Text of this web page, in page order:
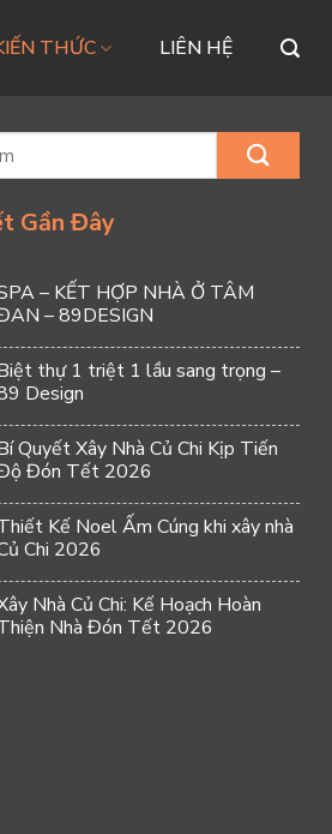
THỨC LIÊN HỆ
Gần Đây
– KẾT HỢP NHÀ Ở TÂM
– 89DESIGN
thự 1 triệt 1 lầu sang trọng –
Design
Quyết Xây Nhà Củ Chi Kịp Tiến
Đón Tết 2026
Kế Noel Ấm Cúng khi xây nhà
Chi 2026
Nhà Củ Chi: Kế Hoạch Hoàn
Nhà Đón Tết 2026